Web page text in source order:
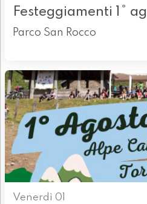
Festeggiamenti 1°
Parco San Rocco
Venerdì 01